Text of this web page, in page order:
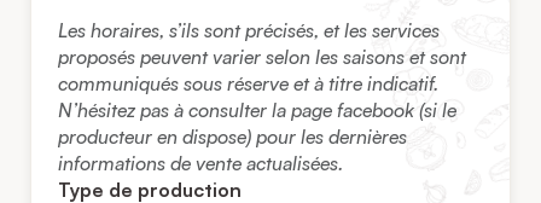
Les horaires, s’ils sont précisés, et les services
proposés peuvent varier selon les saisons et sont
communiqués sous réserve et à titre indicatif.
N’hésitez pas à consulter la page facebook (si le
producteur en dispose) pour les dernières
informations de vente actualisées.
Type de production